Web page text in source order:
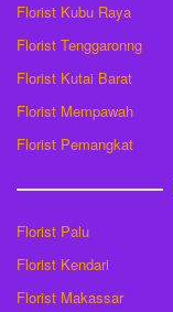
Florist Kubu Raya
Florist Tenggaronng
Florist Kutai Barat
Florist Mempawah
Florist Pemangkat
Florist Palu
Florist Kendari
Florist Makassar